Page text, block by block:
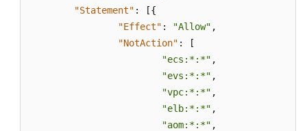
"Statement" : [{
"Effect" : "Allow" ,
"NotAction" :
[
"ecs:*:*" ,
"evs:*:*" ,
"vpc:*:*" ,
"elb:*:*" ,
"aom:*:*" ,